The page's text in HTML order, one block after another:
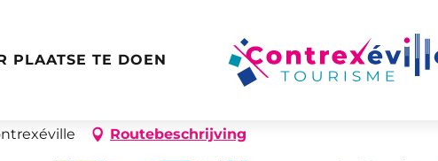
PLAATSE TE DOEN
Routebeschrijving